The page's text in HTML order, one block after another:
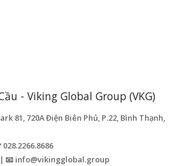
- Viking Global Group (VKG)
81, 720A Điện Biên Phủ, P.22, Bình Thạnh,
📧 info@vikingglobal.group